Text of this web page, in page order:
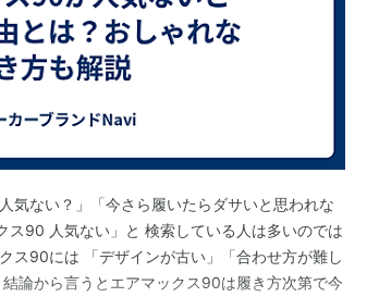
気ない？」「今さら履いたらダサいと思われな
ス90 人気ない」と 検索している人は多いのでは
ス90には 「デザインが古い」「合わせ方が難し
論から言うとエアマックス90は履き方次第で今